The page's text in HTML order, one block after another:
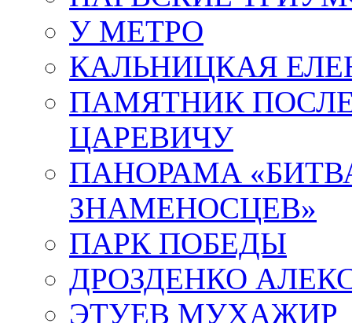
У МЕТРО
КАЛЬНИЦКАЯ
ПАМЯТНИК
ЦАРЕВИЧУ
ПАНОРАМА
ЗНАМЕНОСЦЕВ»
ПАРК ПОБЕДЫ
ДРОЗДЕНКО
ЭТУЕВ МУХАЖИР